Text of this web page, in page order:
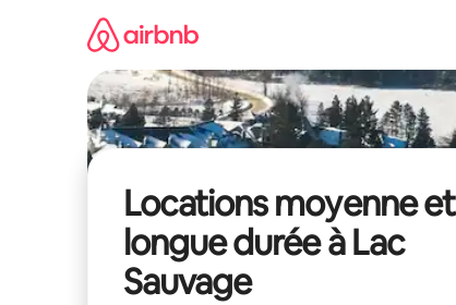
Locations moyenne et
longue durée à Lac
Sauvage